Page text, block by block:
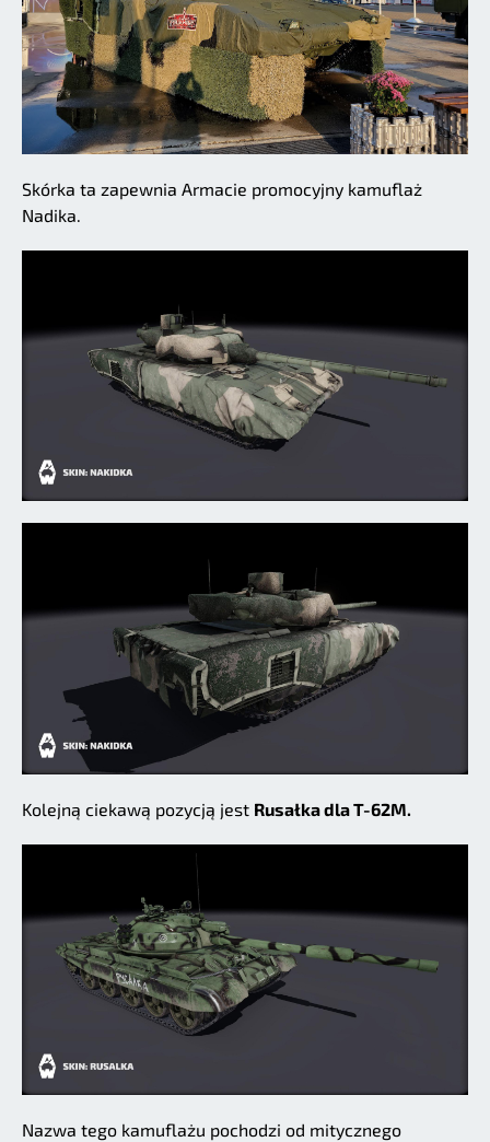
Skórka ta zapewnia Armacie promocyjny kamuflaż
Nadika.
Kolejną ciekawą pozycją jest Rusałka dla T-62M.
Nazwa tego kamuflażu pochodzi od mitycznego